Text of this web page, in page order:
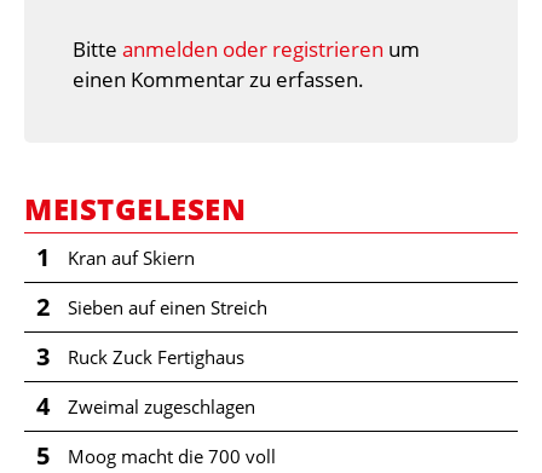
Bitte anmelden oder registrieren um
einen Kommentar zu erfassen.
MEISTGELESEN
1 Kran auf Skiern
2 Sieben auf einen Streich
3 Ruck Zuck Fertighaus
4 Zweimal zugeschlagen
5 Moog macht die 700 voll